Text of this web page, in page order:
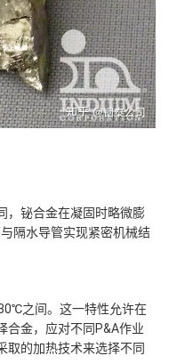
，铋合金在凝固时略微膨
隔水导管实现紧密机械结
之间。这一特性允许在
合金，应对不同P&A作业
取的加热技术来选择不同